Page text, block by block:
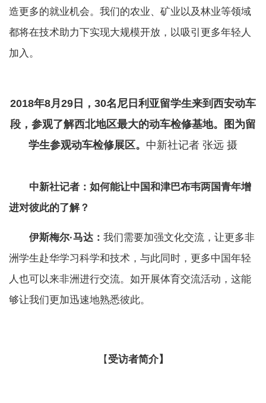
造更多的就业机会。我们的农业、矿业以及林业等领域
都将在技术助力下实现大规模开放，以吸引更多年轻人
加入。
2018年8月29日，30名尼日利亚留学生来到西安动车
段，参观了解西北地区最大的动车检修基地。图为留
学生参观动车检修展区。 中新社记者 张远 摄
中新社记者：如何能让中国和津巴布韦两国青年增
进对彼此的了解？
伊斯梅尔·马达： 我们需要加强文化交流，让更多非
洲学生赴华学习科学和技术，与此同时，更多中国年轻
人也可以来非洲进行交流。如开展体育交流活动，这能
够让我们更加迅速地熟悉彼此。
【 受访者简介】